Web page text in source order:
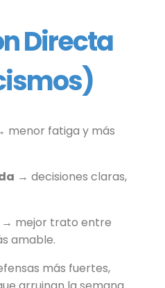
Directa
menor fatiga y más
→ decisiones claras,
→ mejor trato entre
amable.
más fuertes,